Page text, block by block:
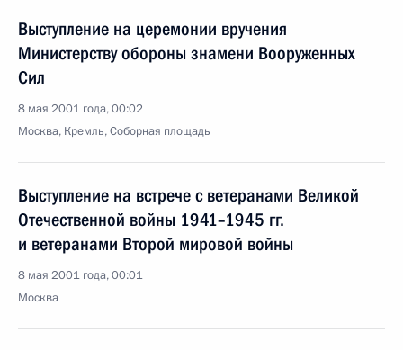
Выступление на церемонии вручения
Министерству обороны знамени Вооруженных
Сил
8 мая 2001 года, 00:02
Москва, Кремль, Соборная площадь
Выступление на встрече с ветеранами Великой
Отечественной войны 1941–1945 гг.
и ветеранами Второй мировой войны
8 мая 2001 года, 00:01
Москва